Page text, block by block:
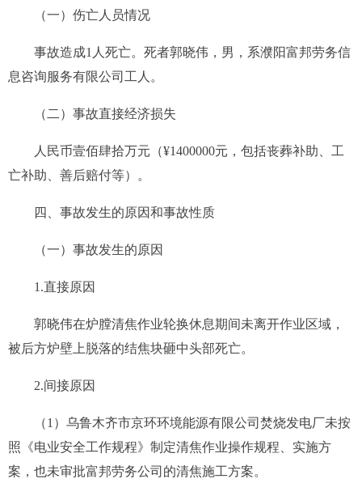
（一）伤亡人员情况
事故造成1 人死亡。 死者郭晓伟 ，男，系濮阳富邦劳务信
息咨询服务有限公司 工人。
（二）事故直接经济损失
人民币壹佰肆拾万元（¥1400000元，包括丧葬补助、工
亡补助、善后赔付等）。
四、事故发生的原因和事故性质
（一）事故发生的原因
1.直接原因
郭晓伟在炉膛清焦作业轮换休息期间未离开作业区域，
被后方炉壁上脱落的结焦块砸中头部死亡。
2.间接原因
（1）乌鲁木齐市京环环境能源有限公司焚烧发电厂未按
照
《电业安全工作规程》 制定清焦作业操作规程、实施方
案，也未审批富邦劳务公司的清焦施工方案。